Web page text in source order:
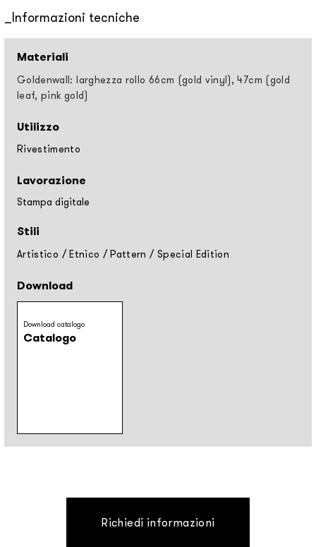
Informazioni tecniche
Materiali
Goldenwall: larghezza rollo 66cm (gold vinyl), 47cm (gold
leaf, pink gold)
Utilizzo
Rivestimento
Lavorazione
Stampa digitale
Stili
Artistico /Etnico /Pattern / Special Edition
Download
Download catalogo
Catalogo
Richiedi informazioni